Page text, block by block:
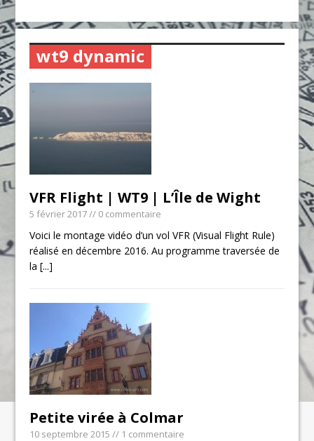
wt9 dynamic
VFR Flight | WT9 | L’Île de Wight
5 février 2017// 0 commentaire
Voici le montage vidéo d’un vol VFR (Visual Flight Rule)
réalisé en décembre 2016. Au programme traversée de
la[...]
Petite virée à Colmar
10 septembre 2015 // 1 commentaire